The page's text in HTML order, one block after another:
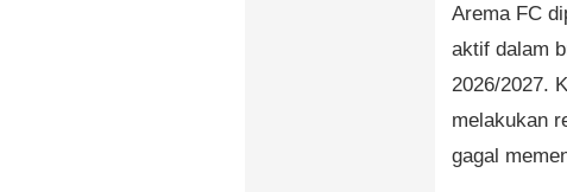
Arema FC
aktif dalam
2026/2027.
melakukan
gagal